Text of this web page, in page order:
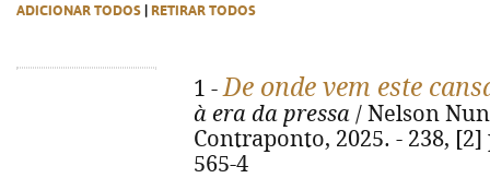
ADICIONAR TODOS RETIRAR TODOS
1 -De onde vem este
à era da pressa / Nelson
Contraponto, 2025. - 238, [2]
565-4